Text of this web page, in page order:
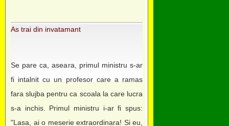
As trai din invatamant
Se pare ca, aseara, primul ministru s-ar
fi intalnit cu un profesor care a ramas
fara slujba pentru ca scoala la care lucra
s-a inchis. Primul ministru i-ar fi spus:
"Lasa, ai o meserie extraordinara! Si eu,